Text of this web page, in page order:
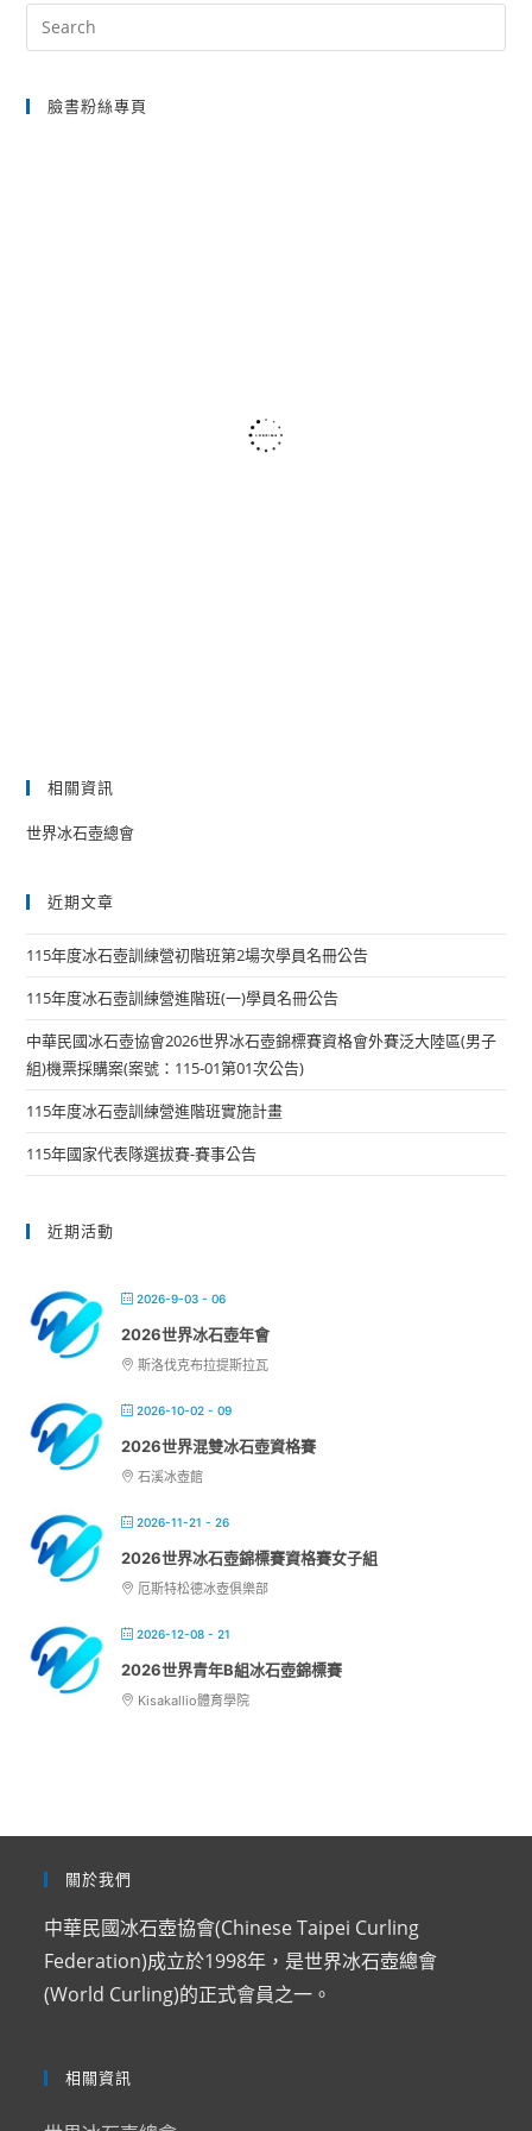
臉書粉絲專頁
相關資訊
世界冰石壺總會
近期文章
115年度冰石壺訓練營初階班第2場次學員名冊公告
115年度冰石壺訓練營進階班(一)學員名冊公告
中華民國冰石壺協會2026世界冰石壺錦標賽資格會外賽泛大陸區(男子
組)機票採購案(案號：115-01第01次公告)
115年度冰石壺訓練營進階班實施計畫
115年國家代表隊選拔賽-賽事公告
近期活動
2026-9-03 - 06
2026世界冰石壺年會
斯洛伐克布拉提斯拉瓦
2026-10-02 - 09
2026世界混雙冰石壺資格賽
石溪冰壺館
2026-11-21 - 26
2026世界冰石壺錦標賽資格賽女子組
厄斯特松德冰壺俱樂部
2026-12-08 - 21
2026世界青年B組冰石壺錦標賽
Kisakallio體育學院
關於我們
中華民國冰石壺協會(Chinese Taipei Curling
Federation)成立於1998年，是世界冰石壺總會
(World Curling)的正式會員之一。
相關資訊